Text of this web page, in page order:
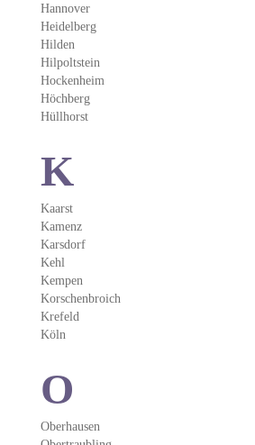
Hannover
Heidelberg
Hilden
Hilpoltstein
Hockenheim
Höchberg
Hüllhorst
K
Kaarst
Kamenz
Karsdorf
Kehl
Kempen
Korschenbroich
Krefeld
Köln
O
Oberhausen